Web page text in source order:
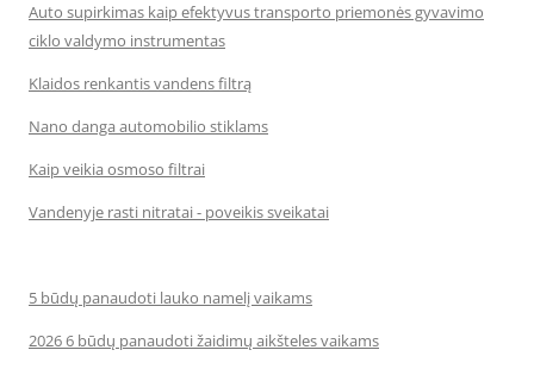
Auto supirkimas kaip efektyvus transporto priemonės gyvavimo
ciklo valdymo instrumentas
Klaidos renkantis vandens filtrą
Nano danga automobilio stiklams
Kaip veikia osmoso filtrai
Vandenyje rasti nitratai - poveikis sveikatai
5 būdų panaudoti lauko namelį vaikams
2026 6 būdų panaudoti žaidimų aikšteles vaikams